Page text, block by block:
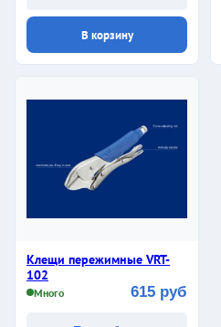
В корзину
Клещи пережимные VRT-
102
Много 615 руб